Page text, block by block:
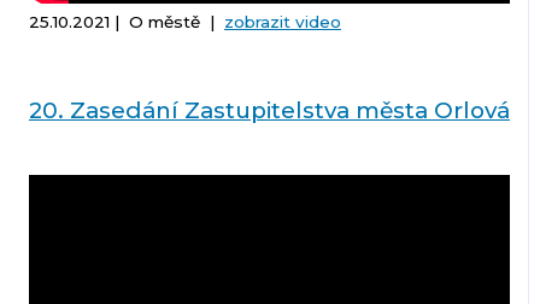
25.10.2021 | O městě | zobrazit video
20. Zasedání Zastupitelstva města Orlová